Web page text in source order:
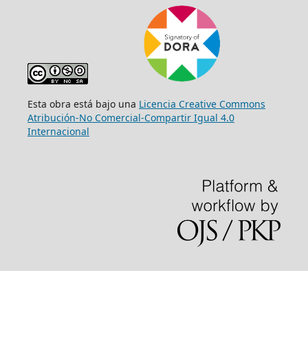
Esta obra está bajo una Licencia Creative Commons
Atribución-No Comercial-Compartir Igual 4.0
Internacional